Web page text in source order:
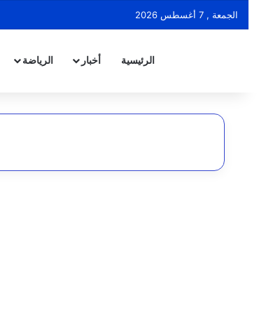
الجمعة , 7 أغسطس 2026
الرئيسية أخبار الرياضة